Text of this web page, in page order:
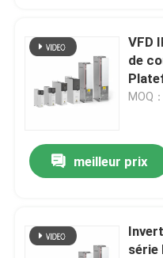
Contrôle de la qualité
Nous contacter
Nouvelles
commande variable
VFD
de
MOQ
meilleur prix
série